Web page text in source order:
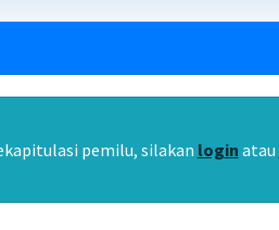
pemilu, silakan login atau